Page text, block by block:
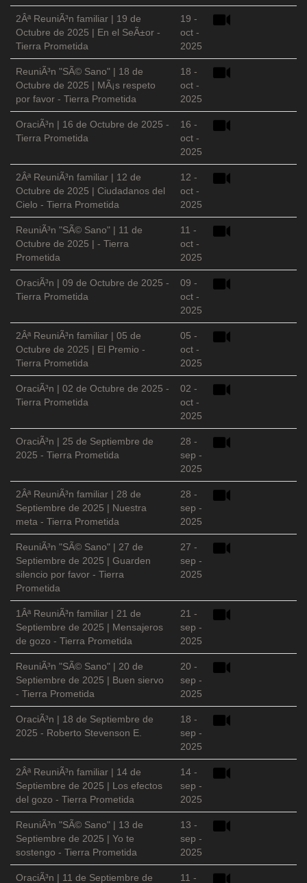
2Âª ReuniÃ³n familiar | 19 de
Octubre de 2025 | En el SeÃ±or -
Tierra Prometida
19 -
oct -
2025
ReuniÃ³n "SÃ© Sano" | 18 de
Octubre de 2025 | MÃ¡s respeto
por favor - Tierra Prometida
18 -
oct -
2025
OraciÃ³n | 16 de Octubre de 2025 -
Tierra Prometida
16 -
oct -
2025
2Âª ReuniÃ³n familiar | 12 de
Octubre de 2025 | Ciudadanos del
Cielo - Tierra Prometida
12 -
oct -
2025
ReuniÃ³n "SÃ© Sano" | 11 de
Octubre de 2025 | - Tierra
Prometida
11 -
oct -
2025
OraciÃ³n | 09 de Octubre de 2025 -
Tierra Prometida
09 -
oct -
2025
2Âª ReuniÃ³n familiar | 05 de
Octubre de 2025 | El Premio -
Tierra Prometida
05 -
oct -
2025
OraciÃ³n | 02 de Octubre de 2025 -
Tierra Prometida
02 -
oct -
2025
OraciÃ³n | 25 de Septiembre de
2025 - Tierra Prometida
28 -
sep -
2025
2Âª ReuniÃ³n familiar | 28 de
Septiembre de 2025 | Nuestra
meta - Tierra Prometida
28 -
sep -
2025
ReuniÃ³n "SÃ© Sano" | 27 de
Septiembre de 2025 | Guarden
silencio por favor - Tierra
Prometida
27 -
sep -
2025
1Âª ReuniÃ³n familiar | 21 de
Septiembre de 2025 | Mensajeros
de gozo - Tierra Prometida
21 -
sep -
2025
ReuniÃ³n "SÃ© Sano" | 20 de
Septiembre de 2025 | Buen siervo
- Tierra Prometida
20 -
sep -
2025
OraciÃ³n | 18 de Septiembre de
2025 - Roberto Stevenson E.
18 -
sep -
2025
2Âª ReuniÃ³n familiar | 14 de
Septiembre de 2025 | Los efectos
del gozo - Tierra Prometida
14 -
sep -
2025
ReuniÃ³n "SÃ© Sano" | 13 de
Septiembre de 2025 | Yo te
sostengo - Tierra Prometida
13 -
sep -
2025
OraciÃ³n | 11 de Septiembre de 11 -